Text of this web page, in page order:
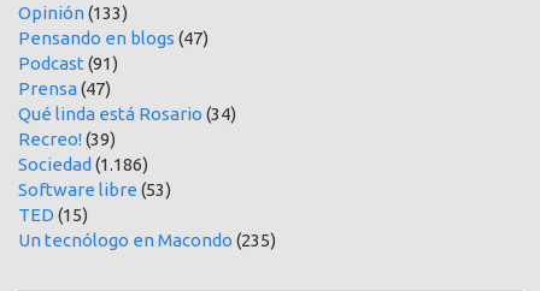
Opinión(133)
Pensando en blogs (47)
Podcast (91)
Prensa(47)
Qué linda está Rosario (34)
Recreo!(39)
Sociedad (1.186)
Software libre (53)
TED (15)
Un tecnólogo en Macondo (235)